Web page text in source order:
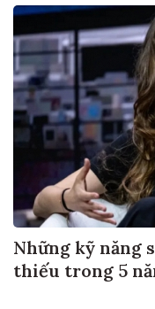
Những kỹ năng
thiếu trong 5